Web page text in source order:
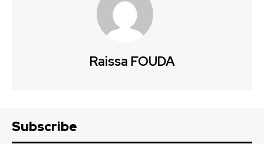
Raissa FOUDA
Subscribe